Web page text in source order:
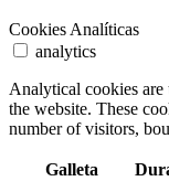
Cookies Analíticas
analytics
Analytical cookies are
the website. These
number of visitors,
Galleta